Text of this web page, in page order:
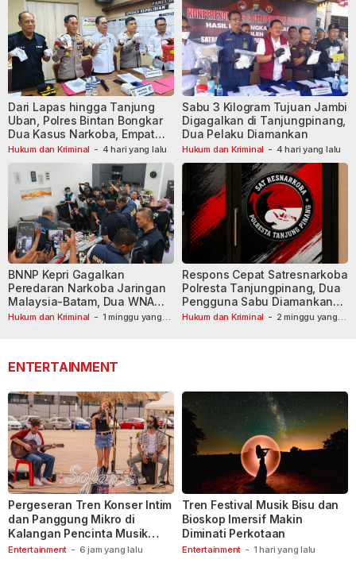
Hukum dan Kriminal - 4 hari yang lalu
Dari Lapas hingga Tanjung
Uban, Polres Bintan Bongkar
Dua Kasus Narkoba, Empat
Tersangka Dibekuk
Hukum dan Kriminal - 4 hari yang lalu
Sabu 3 Kilogram Tujuan Jambi
Digagalkan di Tanjungpinang,
Dua Pelaku Diamankan
Hukum dan Kriminal - 1 minggu yang
BNNP Kepri Gagalkan
Peredaran Narkoba Jaringan
Malaysia-Batam, Dua WNA
Masih Diburu
Hukum dan Kriminal - 2 minggu yang
Respons Cepat Satresnarkoba
Polresta Tanjungpinang, Dua
Pengguna Sabu Diamankan
Usai Dilaporkan ke Call Center
ENTERTAINMENT
Entertainment - 6 jam yang lalu
Pergeseran Tren Konser Intim
dan Panggung Mikro di
Kalangan Pencinta Musik
Indonesia
Entertainment - 1 hari yang lalu
Tren Festival Musik Bisu dan
Bioskop Imersif Makin
Diminati Perkotaan